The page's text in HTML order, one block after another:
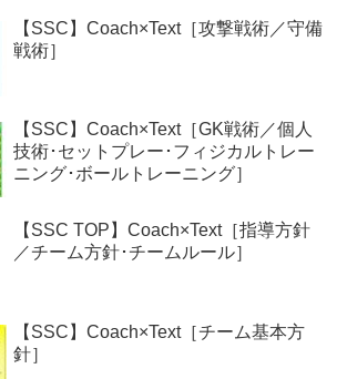
【SSC】Coach×Text［攻撃戦術／守備
戦術］
【SSC】Coach×Text［GK戦術／個人
技術･セットプレー･フィジカルトレー
ニング･ボールトレーニング］
【SSC TOP】Coach×Text［指導方針
／チーム方針･チームルール］
【SSC】Coach×Text［チーム基本方
針］